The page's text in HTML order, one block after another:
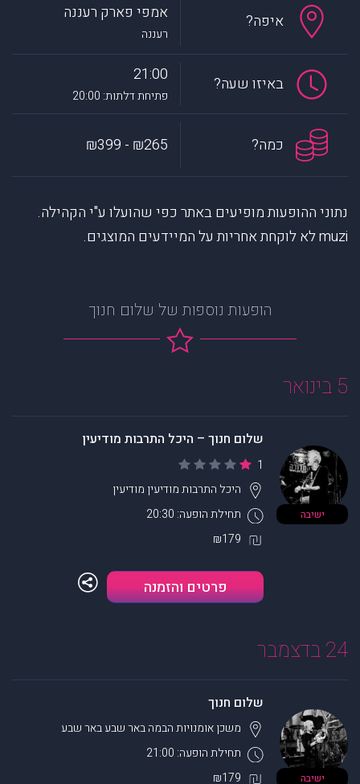
איפה? אמפי פארק רעננה
רעננה
באיזו שעה? 21:00
פתיחת דלתות: 20:00
כמה? ₪265 - ₪399
נתוני ההופעות מופיעים באתר כפי שהועלו ע"י הקהילה.
muzi לא לוקחת אחריות על המיידעים המוצגים.
הופעות נוספות של שלום חנוך
5 בינואר
ישיבה
שלום חנוך – היכל התרבות מודיעין
1
תחילת הופעה: 20:30
היכל התרבות מודיעין מודיעין
₪179
פרטים והזמנה
24 בדצמבר
ישיבה
שלום חנוך
תחילת הופעה: 21:00
משכן אומנויות הבמה באר שבעבאר שבע
₪179